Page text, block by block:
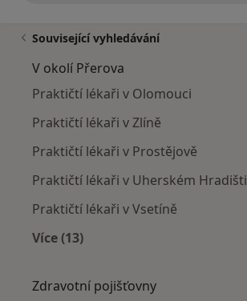
Související vyhledávání
V okolí Přerova
Praktičtí lékaři v Olomouci
Praktičtí lékaři v Zlíně
Praktičtí lékaři v Prostějově
Praktičtí lékaři v Uherském Hradišti
Praktičtí lékaři v Vsetíně
Více (13)
Zdravotní pojišťovny